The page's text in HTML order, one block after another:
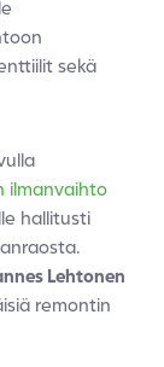
sekä
ilmanvaihto
hallitusti
Lehtonen
remontin